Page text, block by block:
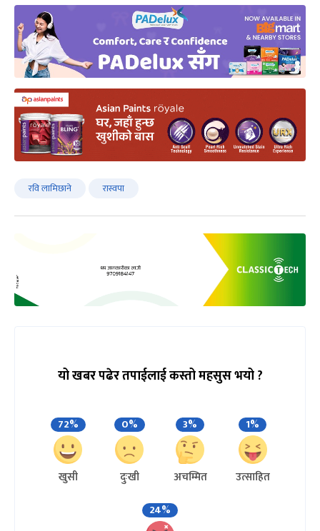
रवि लामिछाने रास्वपा
यो खबर पढेर तपाईलाई कस्तो महसुस भयो ?
72%
खुसी
0%
दुःखी
3%
अचम्मित
1%
उत्साहित
24%